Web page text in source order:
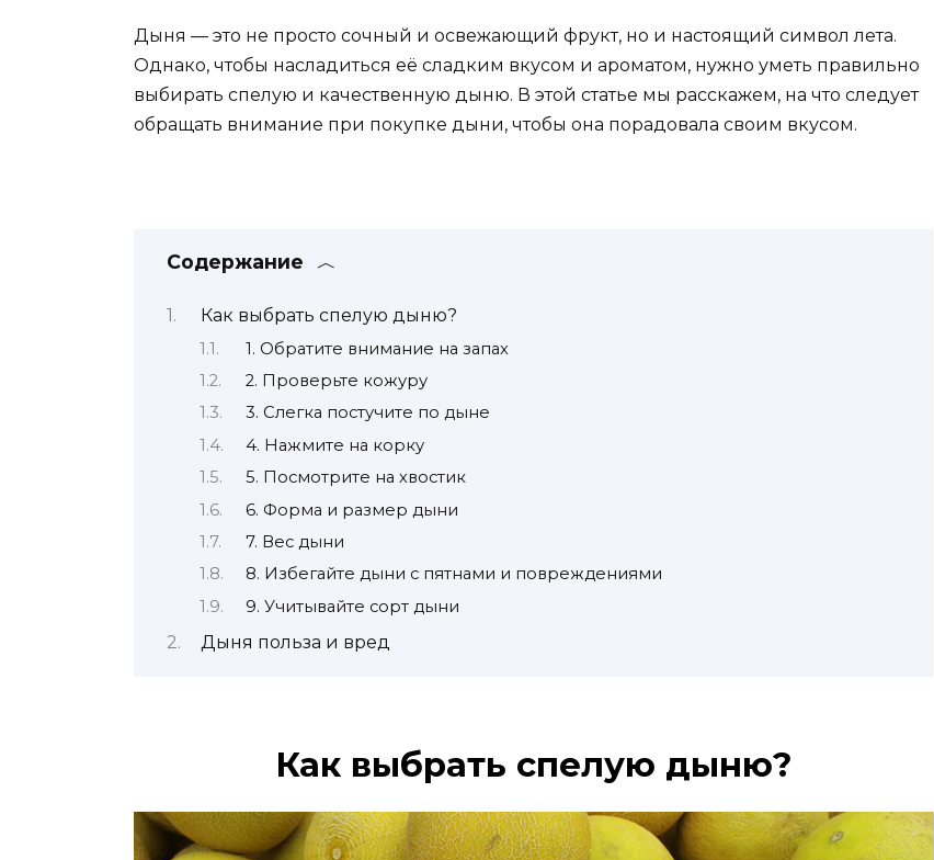
Дыня — это не просто сочный и освежающий фрукт, но и настоящий символ лета.
Однако, чтобы насладиться её сладким вкусом и ароматом, нужно уметь правильно
выбирать спелую и качественную дыню. В этой статье мы расскажем, на что следует
обращать внимание при покупке дыни, чтобы она порадовала своим вкусом.
Содержание
Как выбрать спелую дыню?
1. Обратите внимание на запах
2. Проверьте кожуру
3. Слегка постучите по дыне
4. Нажмите на корку
5. Посмотрите на хвостик
6. Форма и размер дыни
7. Вес дыни
8. Избегайте дыни с пятнами и повреждениями
9. Учитывайте сорт дыни
Дыня польза и вред
Как выбрать спелую дыню?